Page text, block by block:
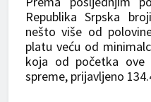
Republika Srpska
nešto više od
platu veću od
koja od početka ove
spreme, prijavljeno